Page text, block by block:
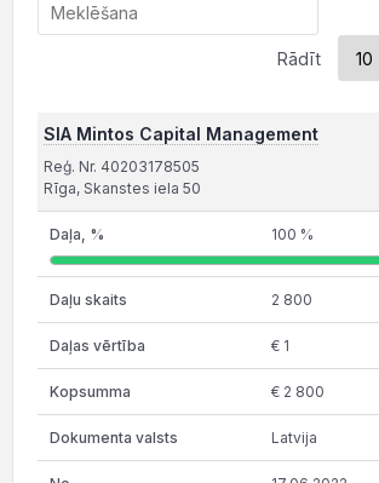
Rādīt
SIA Mintos Capital Management
Reģ. Nr. 40203178505
Rīga, Skanstes iela 50
100 %
2 800
€ 1
€ 2 800
Latvija